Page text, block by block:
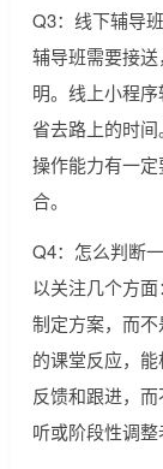
Q3：线下辅导
辅导班需要接
明。线上小程
省去路上的时
操作能力有一
合。
Q4：怎么判断
以关注几个方
制定方案，而
的课堂反应，
反馈和跟进，
听或阶段性调整